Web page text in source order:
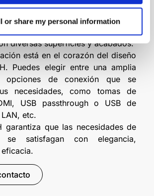
or share my personal information
en dos versiones: una para
encima del espacio de trabajo
diversas superficies y acabados.
está en el corazón del diseño
Puedes elegir entre una amplia
opciones de conexión que se
necesidades, como tomas de
USB passthrough o USB de
etc.
garantiza que las necesidades de
se satisfagan con elegancia,